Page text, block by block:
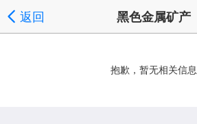
返回 黑色金属矿产
抱歉，暂无相关信息